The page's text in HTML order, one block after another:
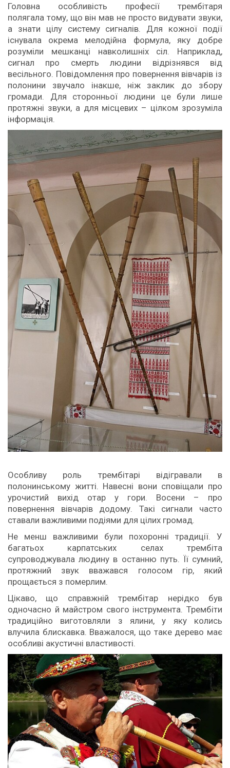
Головна особливість професії трембітаря
полягала тому, що він мав не просто видувати звуки,
а знати цілу систему сигналів. Для кожної події
існувала окрема мелодійна формула, яку добре
розуміли мешканці навколишніх сіл. Наприклад,
сигнал про смерть людини відрізнявся від
весільного. Повідомлення про повернення вівчарів із
полонини звучало інакше, ніж заклик до збору
громади. Для сторонньої людини це були лише
протяжні звуки, а для місцевих – цілком зрозуміла
інформація.
Особливу роль трембітарі відігравали в
полонинському житті. Навесні вони сповіщали про
урочистий вихід отар у гори. Восени – про
повернення вівчарів додому. Такі сигнали часто
ставали важливими подіями для цілих громад.
Не менш важливими були похоронні традиції. У
багатьох карпатських селах трембіта
супроводжувала людину в останню путь. Її сумний,
протяжний звук вважався голосом гір, який
прощається з померлим.
Цікаво, що справжній трембітар нерідко був
одночасно й майстром свого інструмента. Трембіти
традиційно виготовляли з ялини, у яку колись
влучила блискавка. Вважалося, що таке дерево має
особливі акустичні властивості.